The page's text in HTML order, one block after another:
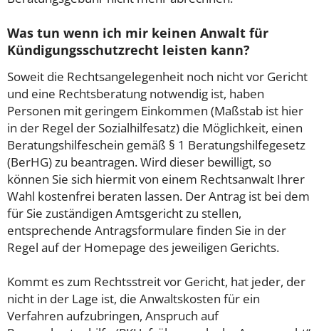
Was tun wenn ich mir keinen Anwalt für
Kündigungsschutzrecht leisten kann?
Soweit die Rechtsangelegenheit noch nicht vor Gericht
und eine Rechtsberatung notwendig ist, haben
Personen mit geringem Einkommen (Maßstab ist hier
in der Regel der Sozialhilfesatz) die Möglichkeit, einen
Beratungshilfeschein gemäß § 1 Beratungshilfegesetz
(BerHG) zu beantragen. Wird dieser bewilligt, so
können Sie sich hiermit von einem Rechtsanwalt Ihrer
Wahl kostenfrei beraten lassen. Der Antrag ist bei dem
für Sie zuständigen Amtsgericht zu stellen,
entsprechende Antragsformulare finden Sie in der
Regel auf der Homepage des jeweiligen Gerichts.
Kommt es zum Rechtsstreit vor Gericht, hat jeder, der
nicht in der Lage ist, die Anwaltskosten für ein
Verfahren aufzubringen, Anspruch auf